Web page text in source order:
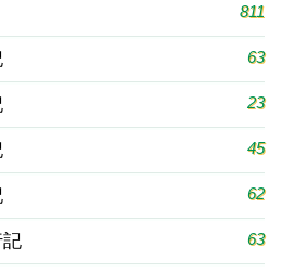
811
63
23
45
62
63